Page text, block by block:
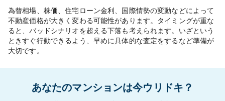
為替相場、株価、住宅ローン金利、国際情勢の変動などによって
不動産価格が大きく変わる可能性があります。タイミングが重な
ると、バッドシナリオを超える下落も考えられます。いざという
ときすぐ行動できるよう、早めに具体的な査定をするなど準備が
大切です。
あなたのマンションは今ウリドキ？